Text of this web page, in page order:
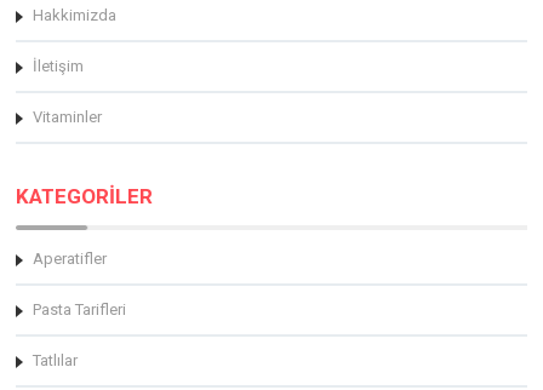
Hakkimizda
İletişim
Vitaminler
KATEGORİLER
Aperatifler
Pasta Tarifleri
Tatlılar